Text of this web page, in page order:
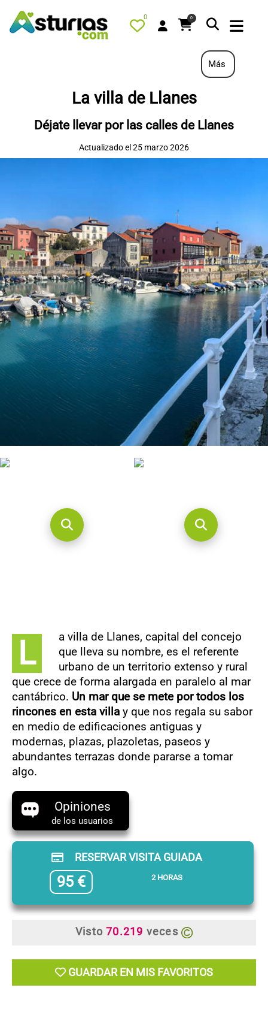
0 0
QUÉ HACER
ALOJAMIENTOS
TIENDA
AGENDA
OFERTAS
CONTACTO
Más
La villa de Llanes
Déjate llevar por las calles de Llanes
Actualizado el 25 marzo 2026
L
a villa de Llanes, capital del concejo
que lleva su nombre, es el referente
urbano de un territorio extenso y rural
que crece de forma alargada en paralelo al mar
cantábrico. Un mar que se mete por todos los
rincones en esta villa y que nos regala su sabor
en medio de edificaciones antiguas y
modernas, plazas, plazoletas, paseos y
abundantes terrazas donde pararse a tomar
algo.
de los usuarios
RESERVAR VISITA GUIADA
95 € 2 HORAS
Visto70.219 veces
GUARDAR EN MIS FAVORITOS